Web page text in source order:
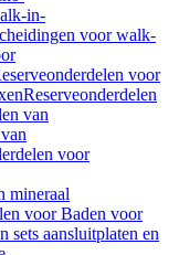
in-
voor walk-
voor
Reserveonderdelen
van
voor
mineraal
voor Baden voor
sets aansluitplaten en